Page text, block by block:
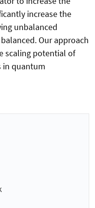
increase the
unbalanced
Our approach
scaling potential of
in quantum